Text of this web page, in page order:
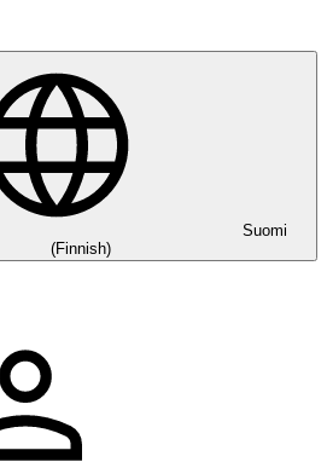
Suomi
(Finnish)